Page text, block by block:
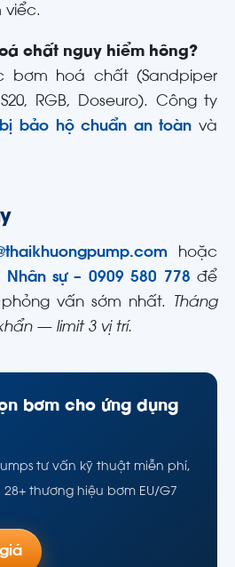
viểc.
chất nguy hiểm hông?
bơm hoá chất (Sandpiper
RGB, Doseuro). Công ty
bảo hộ chuẩn an toàn và
hoặc
Nhân sự – 0909 580 778 để
vấn sớm nhất.
Tháng
— limit 3 vị trí.
bơm cho ứng dụng
tư vấn kỹ thuật miễn phí,
thương hiệu bơm EU/G7